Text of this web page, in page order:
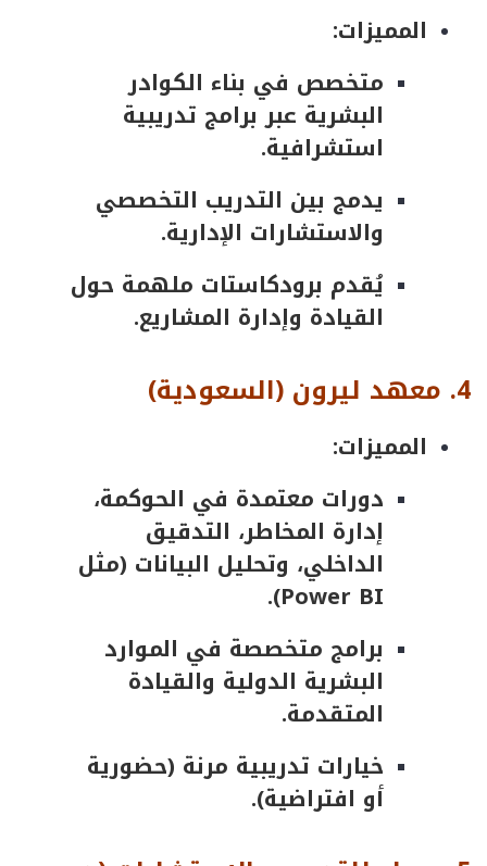
المميزات:
متخصص في بناء الكوادر
البشرية عبر برامج تدريبية
استشرافية.
يدمج بين التدريب التخصصي
والاستشارات الإدارية.
يُقدم برودكاستات ملهمة حول
القيادة وإدارة المشاريع.
4. معهد ليرون (السعودية)
المميزات:
دورات معتمدة في الحوكمة،
إدارة المخاطر، التدقيق
الداخلي، وتحليل البيانات (مثل
Power BI).
برامج متخصصة في الموارد
البشرية الدولية والقيادة
المتقدمة.
خيارات تدريبية مرنة (حضورية
أو افتراضية).